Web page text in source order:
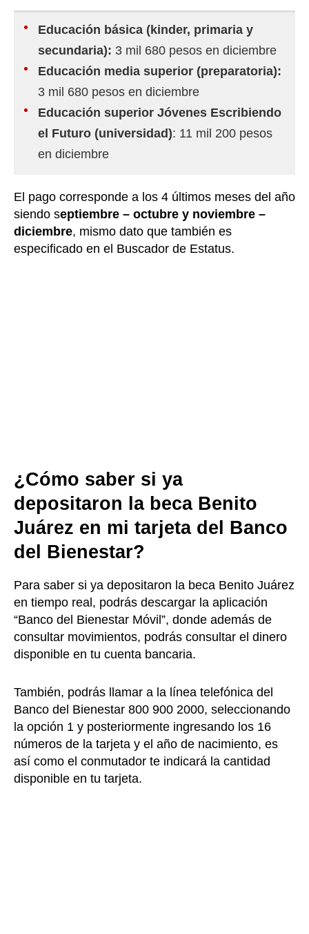
Educación básica (kinder, primaria y
secundaria): 3 mil 680 pesos en diciembre
Educación media superior (preparatoria):
3 mil 680 pesos en diciembre
Educación superior Jóvenes Escribiendo
el Futuro (universidad): 11 mil 200 pesos
en diciembre
El pago corresponde a los 4 últimos meses del año
siendo septiembre – octubre y noviembre –
diciembre, mismo dato que también es
especificado en el Buscador de Estatus.
¿Cómo saber si ya
depositaron la beca Benito
Juárez en mi tarjeta del Banco
del Bienestar?
Para saber si ya depositaron la beca Benito Juárez
en tiempo real, podrás descargar la aplicación
“Banco del Bienestar Móvil”, donde además de
consultar movimientos, podrás consultar el dinero
disponible en tu cuenta bancaria.
También, podrás llamar a la línea telefónica del
Banco del Bienestar 800 900 2000, seleccionando
la opción 1 y posteriormente ingresando los 16
números de la tarjeta y el año de nacimiento, es
así como el conmutador te indicará la cantidad
disponible en tu tarjeta.